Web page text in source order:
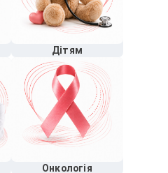
Дітям
Онкологія